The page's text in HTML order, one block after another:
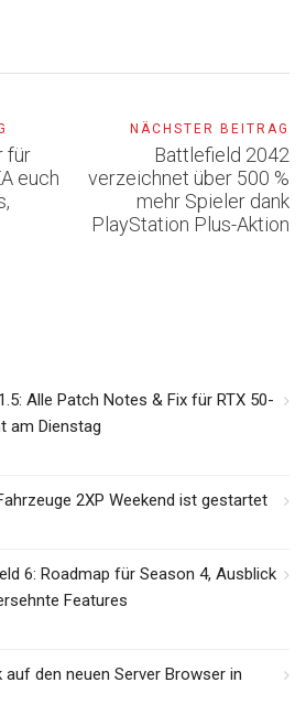
für
euch
NÄCHSTER BEITRAG
Battlefield 2042
verzeichnet über 500 %
mehr Spieler dank
PlayStation Plus-Aktion
Alle Patch Notes & Fix für RTX 50-
am Dienstag
2XP Weekend ist gestartet
6: Roadmap für Season 4, Ausblick
Features
den neuen Server Browser in